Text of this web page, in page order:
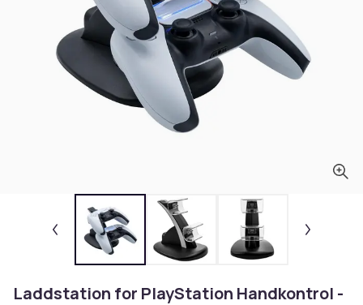
Laddstation for PlayStation Handkontrol -